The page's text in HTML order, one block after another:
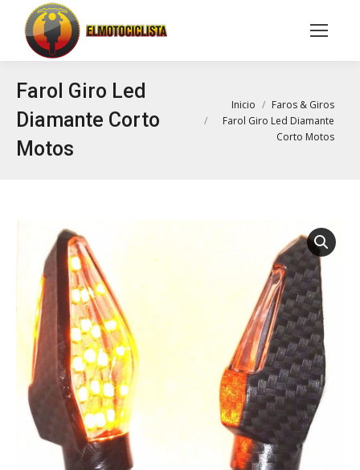
Buscar:
Farol Giro Led
Diamante Corto
Motos
Estás aquí:Inicio
Faros & Giros
Farol Giro Led Diamante
Corto Motos